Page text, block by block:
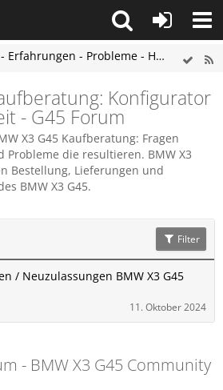
BMW X3 G45 Forum - Erfahrungen - Probleme - Hilfe
Konfigurator
- G45 Forum
X3 G45 Kaufberatung: Fragen
Probleme die resultieren. BMW X3
Bestellung, Lieferungen und
BMW X3 G45.
Filter
/ Neuzulassungen BMW X3 G45
11. Oktober 2024
- BMW X3 G45 Community